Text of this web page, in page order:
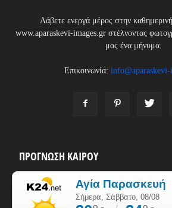
Λάβετε ενεργά μέρος στην
www.aparaskevi-images.gr στέλνοντας
μας ένα μήνυμα.
Επικοινωνία: info@aparaskevi-
ΠΡΟΓΝΩΣΗ ΚΑΙΡΟΥ